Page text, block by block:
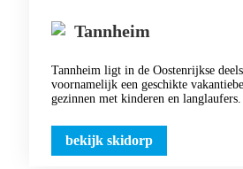
Tannheim
Tannheim ligt in de Oostenrijkse
voornamelijk een geschikte
gezinnen met kinderen en langlaufers.
bekijk skidorp